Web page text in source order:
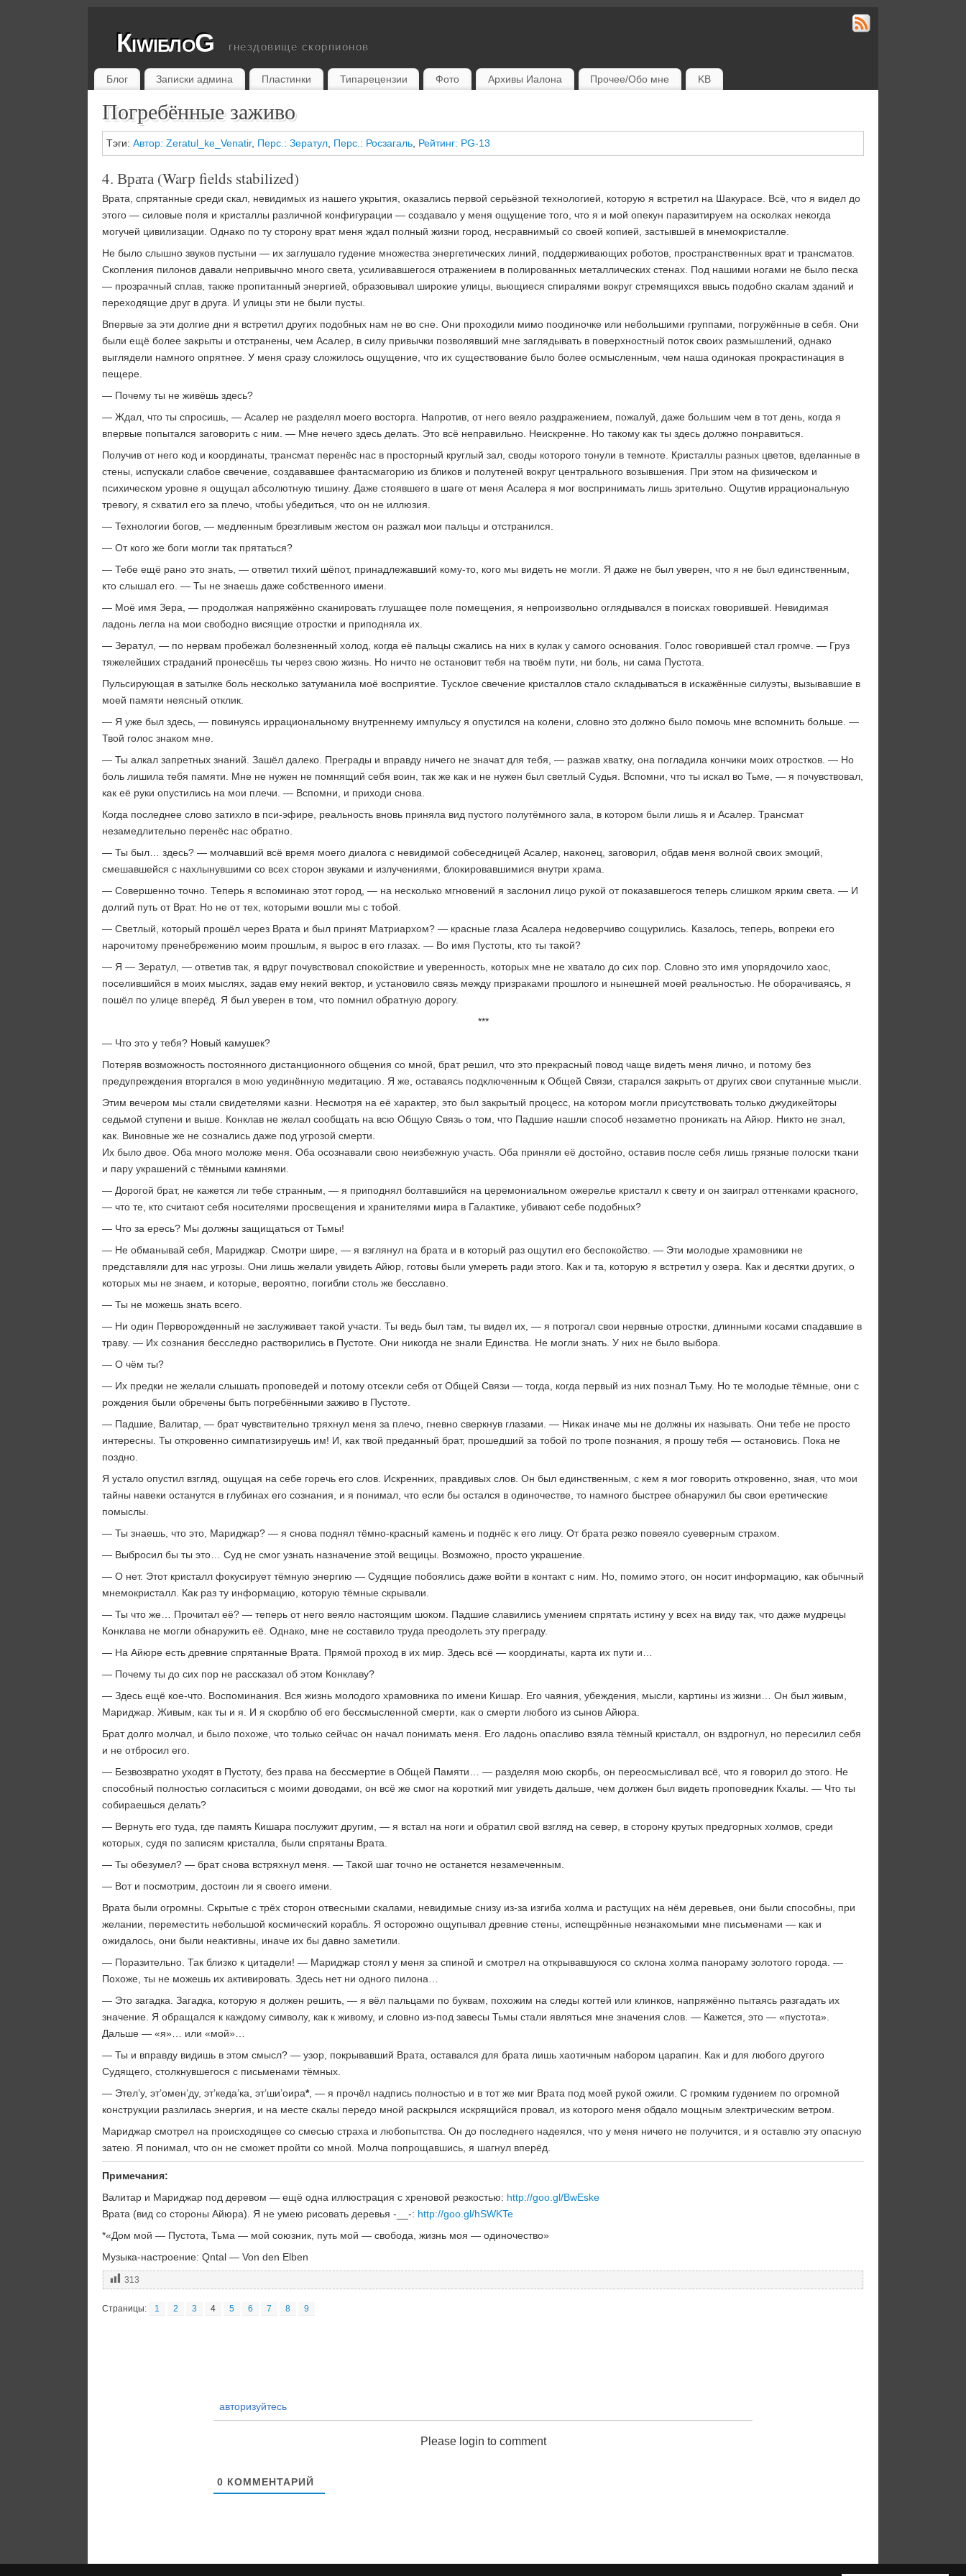
КiwiблоG гнездовище скорпионов
Блог Записки админа Пластинки Типарецензии Фото Архивы Иалона Прочее/Обо мне KB
Погребённые заживо
Тэги: Автор: Zeratul_ke_Venatir, Перс.: Зератул Перс.: Росзагаль Рейтинг: PG-13
4. Врата (Warp fields stabilized)
Врата, спрятанные среди скал, невидимых из нашего укрытия, оказались первой серьёзной технологией, которую я встретил на Шакурасе. Всё, что я видел до
этого — силовые поля и кристаллы различной конфигурации — создавало у меня ощущение того, что я и мой опекун паразитируем на осколках некогда
могучей цивилизации. Однако по ту сторону врат меня ждал полный жизни город, несравнимый со своей копией, застывшей в мнемокристалле.
Не было слышно звуков пустыни — их заглушало гудение множества энергетических линий, поддерживающих роботов, пространственных врат и трансматов.
Скопления пилонов давали непривычно много света, усиливавшегося отражением в полированных металлических стенах. Под нашими ногами не было песка
— прозрачный сплав, также пропитанный энергией, образовывал широкие улицы, вьющиеся спиралями вокруг стремящихся ввысь подобно скалам зданий и
переходящие друг в друга. И улицы эти не были пусты.
Впервые за эти долгие дни я встретил других подобных нам не во сне. Они проходили мимо поодиночке или небольшими группами, погружённые в себя. Они
были ещё более закрыты и отстранены, чем Асалер, в силу привычки позволявший мне заглядывать в поверхностный поток своих размышлений, однако
выглядели намного опрятнее. У меня сразу сложилось ощущение, что их существование было более осмысленным, чем наша одинокая прокрастинация в
пещере.
— Почему ты не живёшь здесь?
— Ждал, что ты спросишь, — Асалер не разделял моего восторга. Напротив, от него веяло раздражением, пожалуй, даже большим чем в тот день, когда я
впервые попытался заговорить с ним. — Мне нечего здесь делать. Это всё неправильно. Неискренне. Но такому как ты здесь должно понравиться.
Получив от него код и координаты, трансмат перенёс нас в просторный круглый зал, своды которого тонули в темноте. Кристаллы разных цветов, вделанные в
стены, испускали слабое свечение, создававшее фантасмагорию из бликов и полутеней вокруг центрального возывшения. При этом на физическом и
психическом уровне я ощущал абсолютную тишину. Даже стоявшего в шаге от меня Асалера я мог воспринимать лишь зрительно. Ощутив иррациональную
тревогу, я схватил его за плечо, чтобы убедиться, что он не иллюзия.
— Технологии богов, — медленным брезгливым жестом он разжал мои пальцы и отстранился.
— От кого же боги могли так прятаться?
— Тебе ещё рано это знать, — ответил тихий шёпот, принадлежавший кому-то, кого мы видеть не могли. Я даже не был уверен, что я не был единственным,
кто слышал его. — Ты не знаешь даже собственного имени.
— Моё имя Зера, — продолжая напряжённо сканировать глушащее поле помещения, я непроизвольно оглядывался в поисках говорившей. Невидимая
ладонь легла на мои свободно висящие отростки и приподняла их.
— Зератул, — по нервам пробежал болезненный холод, когда её пальцы сжались на них в кулак у самого основания. Голос говорившей стал громче. — Груз
тяжелейших страданий пронесёшь ты через свою жизнь. Но ничто не остановит тебя на твоём пути, ни боль, ни сама Пустота.
Пульсирующая в затылке боль несколько затуманила моё восприятие. Тусклое свечение кристаллов стало складываться в искажённые силуэты, вызывавшие в
моей памяти неясный отклик.
— Я уже был здесь, — повинуясь иррациональному внутреннему импульсу я опустился на колени, словно это должно было помочь мне вспомнить больше. —
Твой голос знаком мне.
— Ты алкал запретных знаний. Зашёл далеко. Преграды и вправду ничего не значат для тебя, — разжав хватку, она погладила кончики моих отростков. — Но
боль лишила тебя памяти. Мне не нужен не помнящий себя воин, так же как и не нужен был светлый Судья. Вспомни, что ты искал во Тьме, — я почувствовал,
как её руки опустились на мои плечи. — Вспомни, и приходи снова.
Когда последнее слово затихло в пси-эфире, реальность вновь приняла вид пустого полутёмного зала, в котором были лишь я и Асалер. Трансмат
незамедлительно перенёс нас обратно.
— Ты был… здесь? — молчавший всё время моего диалога с невидимой собеседницей Асалер, наконец, заговорил, обдав меня волной своих эмоций,
смешавшейся с нахлынувшими со всех сторон звуками и излучениями, блокировавшимися внутри храма.
— Совершенно точно. Теперь я вспоминаю этот город, — на несколько мгновений я заслонил лицо рукой от показавшегося теперь слишком ярким света. — И
долгий путь от Врат. Но не от тех, которыми вошли мы с тобой.
— Светлый, который прошёл через Врата и был принят Матриархом? — красные глаза Асалера недоверчиво сощурились. Казалось, теперь, вопреки его
нарочитому пренебрежению моим прошлым, я вырос в его глазах. — Во имя Пустоты, кто ты такой?
— Я — Зератул, — ответив так, я вдруг почувствовал спокойствие и уверенность, которых мне не хватало до сих пор. Словно это имя упорядочило хаос,
поселившийся в моих мыслях, задав ему некий вектор, и установило связь между призраками прошлого и нынешней моей реальностью. Не оборачиваясь, я
пошёл по улице вперёд. Я был уверен в том, что помнил обратную дорогу.
***
— Что это у тебя? Новый камушек?
Потеряв возможность постоянного дистанционного общения со мной, брат решил, что это прекрасный повод чаще видеть меня лично, и потому без
предупреждения вторгался в мою уединённую медитацию. Я же, оставаясь подключенным к Общей Связи, старался закрыть от других свои спутанные мысли.
Этим вечером мы стали свидетелями казни. Несмотря на её характер, это был закрытый процесс, на котором могли присутствовать только джудикейторы
седьмой ступени и выше. Конклав не желал сообщать на всю Общую Связь о том, что Падшие нашли способ незаметно проникать на Айюр. Никто не знал,
как. Виновные же не сознались даже под угрозой смерти.
Их было двое. Оба много моложе меня. Оба осознавали свою неизбежную участь. Оба приняли её достойно, оставив после себя лишь грязные полоски ткани
и пару украшений с тёмными камнями.
— Дорогой брат, не кажется ли тебе странным, — я приподнял болтавшийся на церемониальном ожерелье кристалл к свету и он заиграл оттенками красного,
— что те, кто считают себя носителями просвещения и хранителями мира в Галактике, убивают себе подобных?
— Что за ересь? Мы должны защищаться от Тьмы!
— Не обманывай себя, Мариджар. Смотри шире, — я взглянул на брата и в который раз ощутил его беспокойство. — Эти молодые храмовники не
представляли для нас угрозы. Они лишь желали увидеть Айюр, готовы были умереть ради этого. Как и та, которую я встретил у озера. Как и десятки других, о
которых мы не знаем, и которые, вероятно, погибли столь же бесславно.
— Ты не можешь знать всего.
— Ни один Перворожденный не заслуживает такой участи. Ты ведь был там, ты видел их, — я потрогал свои нервные отростки, длинными косами спадавшие в
траву. — Их сознания бесследно растворились в Пустоте. Они никогда не знали Единства. Не могли знать. У них не было выбора.
— О чём ты?
— Их предки не желали слышать проповедей и потому отсекли себя от Общей Связи — тогда, когда первый из них познал Тьму. Но те молодые тёмные, они с
рождения были обречены быть погребёнными заживо в Пустоте.
— Падшие, Валитар, — брат чувствительно тряхнул меня за плечо, гневно сверкнув глазами. — Никак иначе мы не должны их называть. Они тебе не просто
интересны. Ты откровенно симпатизируешь им! И, как твой преданный брат, прошедший за тобой по тропе познания, я прошу тебя — остановись. Пока не
поздно.
Я устало опустил взгляд, ощущая на себе горечь его слов. Искренних, правдивых слов. Он был единственным, с кем я мог говорить откровенно, зная, что мои
тайны навеки останутся в глубинах его сознания, и я понимал, что если бы остался в одиночестве, то намного быстрее обнаружил бы свои еретические
помыслы.
— Ты знаешь, что это, Мариджар? — я снова поднял тёмно-красный камень и поднёс к его лицу. От брата резко повеяло суеверным страхом.
— Выбросил бы ты это… Суд не смог узнать назначение этой вещицы. Возможно, просто украшение.
— О нет. Этот кристалл фокусирует тёмную энергию — Судящие побоялись даже войти в контакт с ним. Но, помимо этого, он носит информацию, как обычный
мнемокристалл. Как раз ту информацию, которую тёмные скрывали.
— Ты что же… Прочитал её? — теперь от него веяло настоящим шоком. Падшие славились умением спрятать истину у всех на виду так, что даже мудрецы
Конклава не могли обнаружить её. Однако, мне не составило труда преодолеть эту преграду.
— На Айюре есть древние спрятанные Врата. Прямой проход в их мир. Здесь всё — координаты, карта их пути и…
— Почему ты до сих пор не рассказал об этом Конклаву?
— Здесь ещё кое-что. Воспоминания. Вся жизнь молодого храмовника по имени Кишар. Его чаяния, убеждения, мысли, картины из жизни… Он был живым,
Мариджар. Живым, как ты и я. И я скорблю об его бессмысленной смерти, как о смерти любого из сынов Айюра.
Брат долго молчал, и было похоже, что только сейчас он начал понимать меня. Его ладонь опасливо взяла тёмный кристалл, он вздрогнул, но пересилил себя
и не отбросил его.
— Безвозвратно уходят в Пустоту, без права на бессмертие в Общей Памяти… — разделяя мою скорбь, он переосмысливал всё, что я говорил до этого. Не
способный полностью согласиться с моими доводами, он всё же смог на короткий миг увидеть дальше, чем должен был видеть проповедник Кхалы. — Что ты
собираешься делать?
— Вернуть его туда, где память Кишара послужит другим, — я встал на ноги и обратил свой взгляд на север, в сторону крутых предгорных холмов, среди
которых, судя по записям кристалла, были спрятаны Врата.
— Ты обезумел? — брат снова встряхнул меня. — Такой шаг точно не останется незамеченным.
— Вот и посмотрим, достоин ли я своего имени.
Врата были огромны. Скрытые с трёх сторон отвесными скалами, невидимые снизу из-за изгиба холма и растущих на нём деревьев, они были способны, при
желании, переместить небольшой космический корабль. Я осторожно ощупывал древние стены, испещрённые незнакомыми мне письменами — как и
ожидалось, они были неактивны, иначе их бы давно заметили.
— Поразительно. Так близко к цитадели! — Мариджар стоял у меня за спиной и смотрел на открывавшуюся со склона холма панораму золотого города. —
Похоже, ты не можешь их активировать. Здесь нет ни одного пилона…
— Это загадка. Загадка, которую я должен решить, — я вёл пальцами по буквам, похожим на следы когтей или клинков, напряжённо пытаясь разгадать их
значение. Я обращался к каждому символу, как к живому, и словно из-под завесы Тьмы стали являться мне значения слов. — Кажется, это — «пустота».
Дальше — «я»… или «мой»…
— Ты и вправду видишь в этом смысл? — узор, покрывавший Врата, оставался для брата лишь хаотичным набором царапин. Как и для любого другого
Судящего, столкнувшегося с письменами тёмных.
— Этел’у, эт’омен’ду, эт’кеда’ка, эт’ши’оира*, — я прочёл надпись полностью и в тот же миг Врата под моей рукой ожили. С громким гудением по огромной
конструкции разлилась энергия, и на месте скалы передо мной раскрылся искрящийся провал, из которого меня обдало мощным электрическим ветром.
Мариджар смотрел на происходящее со смесью страха и любопытства. Он до последнего надеялся, что у меня ничего не получится, и я оставлю эту опасную
затею. Я понимал, что он не сможет пройти со мной. Молча попрощавшись, я шагнул вперёд.
Примечания:
Валитар и Мариджар под деревом — ещё одна иллюстрация с хреновой резкостью: http://goo.gl/BwEske
Врата (вид со стороны Айюра). Я не умею рисовать деревья -__-: http://goo.gl/hSWKTe
*«Дом мой — Пустота, Тьма — мой союзник, путь мой — свобода, жизнь моя — одиночество»
Музыка-настроение: Qntal — Von den Elben
313
Страницы: 1 2 3 4 5 6 7 8 9
авторизуйтесь
Please login to comment
0 КОММЕНТАРИЙ